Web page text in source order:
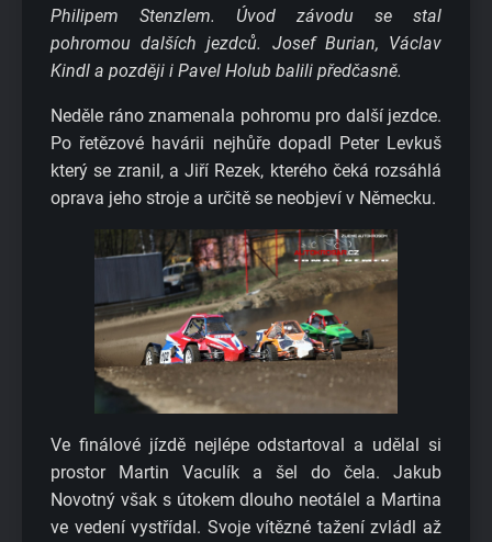
Philipem Stenzlem. Úvod závodu se stal
pohromou dalších jezdců. Josef Burian, Václav
Kindl a později i Pavel Holub balili předčasně.
Neděle ráno znamenala pohromu pro další jezdce.
Po řetězové havárii nejhůře dopadl Peter Levkuš
který se zranil, a Jiří Rezek, kterého čeká rozsáhlá
oprava jeho stroje a určitě se neobjeví v Německu.
Ve finálové jízdě nejlépe odstartoval a udělal si
prostor Martin Vaculík a šel do čela. Jakub
Novotný však s útokem dlouho neotálel a Martina
ve vedení vystřídal. Svoje vítězné tažení zvládl až